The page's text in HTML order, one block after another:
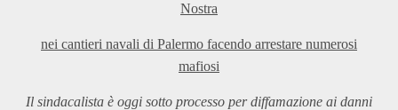
Nostra
nei cantieri navali di Palermo facendo arrestare numerosi
mafiosi
Il sindacalista è oggi sotto processo per diffamazione ai danni